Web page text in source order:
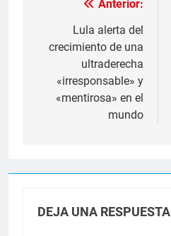
Navegación
entradas
Anterior:
Lula alerta del
crecimiento de una
ultraderecha
«irresponsable» y
«mentirosa» en el
mundo
DEJA UNA RESPUESTA